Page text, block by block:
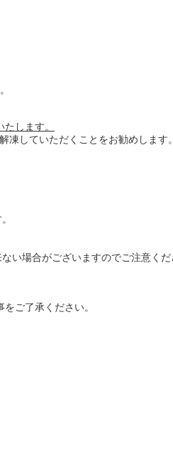
します。
していただくことをお勧めします。
い場合がございますのでご注意く
ご了承ください。